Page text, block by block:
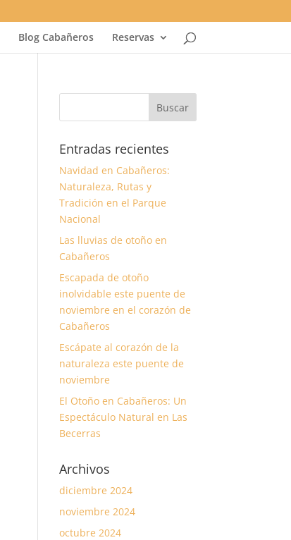
Blog Cabañeros Reservas
Entradas recientes
Navidad en Cabañeros:
Naturaleza, Rutas y
Tradición en el Parque
Nacional
Las lluvias de otoño en
Cabañeros
Escapada de otoño
inolvidable este puente de
noviembre en el corazón de
Cabañeros
Escápate al corazón de la
naturaleza este puente de
noviembre
El Otoño en Cabañeros: Un
Espectáculo Natural en Las
Becerras
Archivos
diciembre 2024
noviembre 2024
octubre 2024